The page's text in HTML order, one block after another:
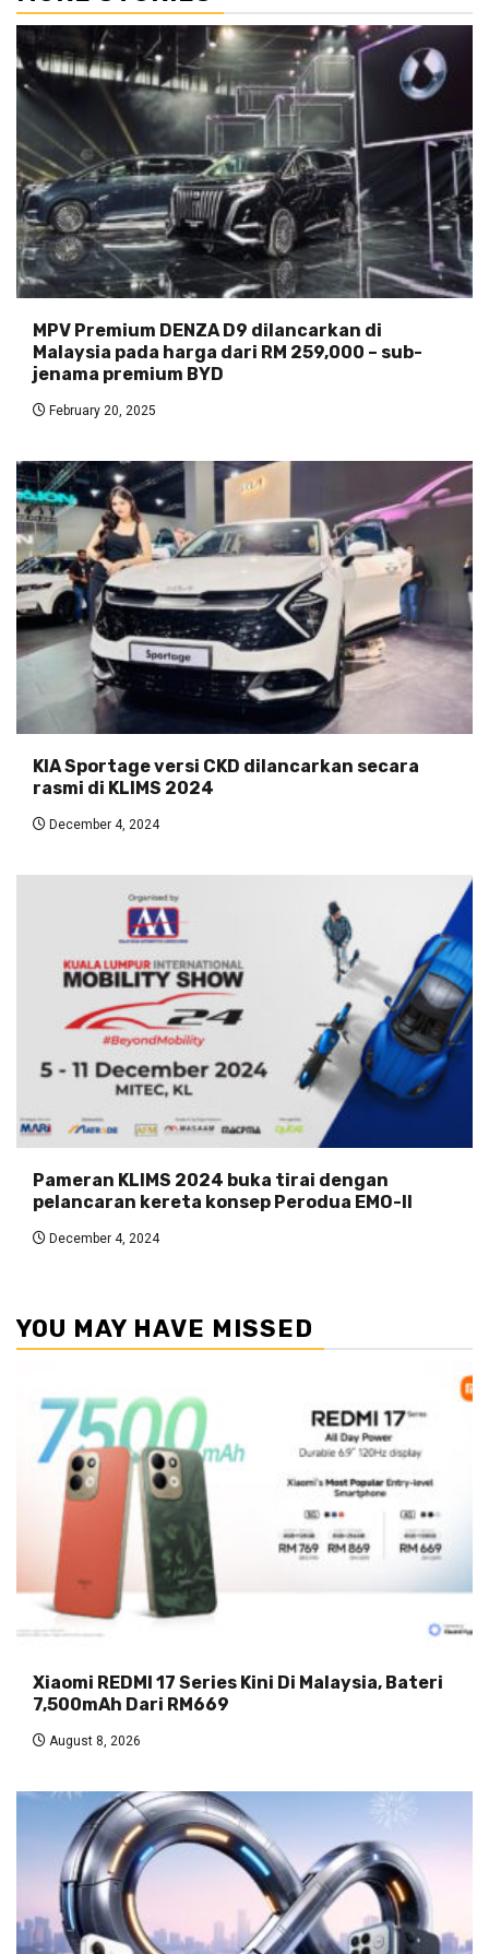
MPV Premium DENZA D9 dilancarkan di
Malaysia pada harga dari RM 259,000 – sub-
jenama premium BYD
February 20, 2025
KIA Sportage versi CKD dilancarkan secara
rasmi di KLIMS 2024
December 4, 2024
Pameran KLIMS 2024 buka tirai dengan
pelancaran kereta konsep Perodua EMO-II
December 4, 2024
YOU MAY HAVE MISSED
Xiaomi REDMI 17 Series Kini Di Malaysia, Bateri
7,500mAh Dari RM669
August 8, 2026